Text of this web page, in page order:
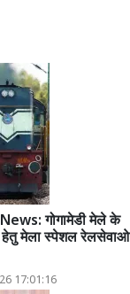
गोगामेडी मेले के
हेतु मेला स्पेशल रेलसेवाओ
17:01:16